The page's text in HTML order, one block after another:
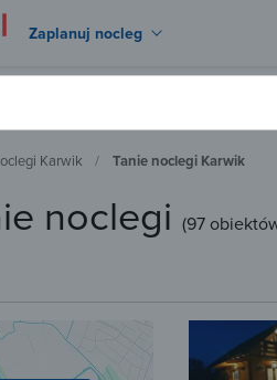
Zaplanuj nocleg
Karwik Tanie noclegi Karwik
noclegi (97